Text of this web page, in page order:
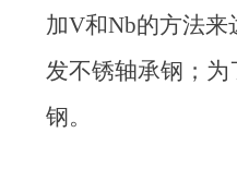
加V和Nb的方法
发不锈轴承钢；
钢。